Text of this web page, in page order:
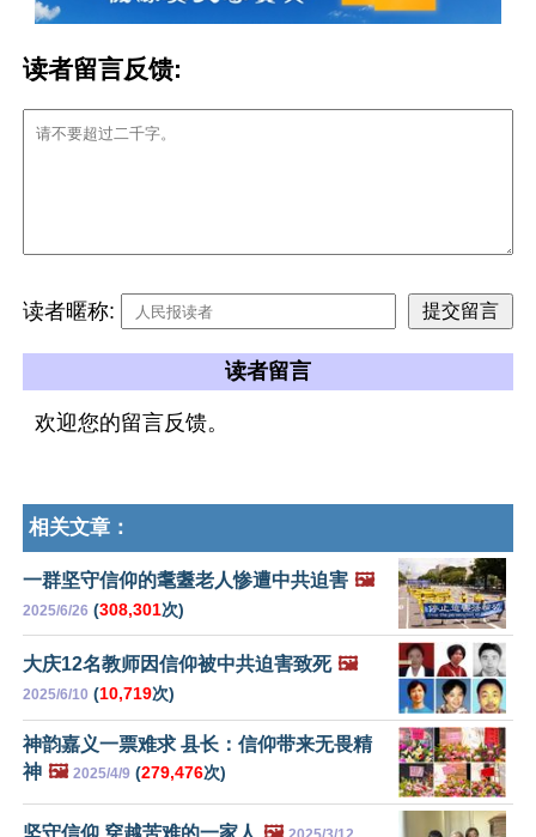
读者留言反馈:
读者暱称:
读者留言
欢迎您的留言反馈。
相关文章：
一群坚守信仰的耄耋老人惨遭中共迫害 🖼️
2025/6/26 (308,301次)
大庆12名教师因信仰被中共迫害致死 🖼️
2025/6/10 (10,719次)
神韵嘉义一票难求 县长：信仰带来无畏精
神 🖼️ 2025/4/9 (279,476次)
坚守信仰 穿越苦难的一家人 🖼️